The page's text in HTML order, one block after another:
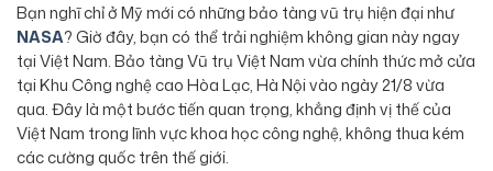
Bạn nghĩ chỉ ở Mỹ mới có những bảo tàng vũ trụ hiện đại như
NASA? Giờ đây, bạn có thể trải nghiệm không gian này ngay
tại Việt Nam. Bảo tàng Vũ trụ Việt Nam vừa chính thức mở cửa
tại Khu Công nghệ cao Hòa Lạc, Hà Nội vào ngày 21/8 vừa
qua. Đây là một bước tiến quan trọng, khẳng định vị thế của
Việt Nam trong lĩnh vực khoa học công nghệ, không thua kém
các cường quốc trên thế giới.